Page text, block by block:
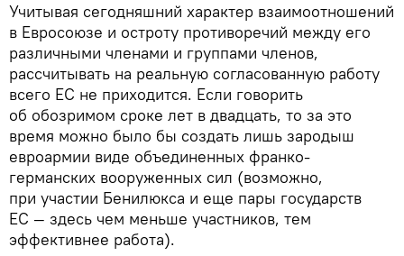
Учитывая сегодняшний характер взаимоотношений
в Евросоюзе и остроту противоречий между его
различными членами и группами членов,
рассчитывать на реальную согласованную работу
всего ЕС не приходится. Если говорить
об обозримом сроке лет в двадцать, то за это
время можно было бы создать лишь зародыш
евроармии виде объединенных франко-
германских вооруженных сил (возможно,
при участии Бенилюкса и еще пары государств
ЕС — здесь чем меньше участников, тем
эффективнее работа).